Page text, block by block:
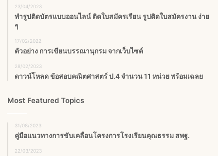
23/04/2023
ทำรูปติดบัตรแบบออนไลน์ ติดใบสมัครเรียน รูปติดใบสมัครงาน ง่าย
ๆ
17/02/2022
ตัวอย่าง การเขียนบรรณานุกรม จากเว็บไซต์
28/02/2023
ดาวน์โหลด ข้อสอบคณิตศาสตร์ ป.4 จำนวน 11 หน่วย พร้อมเฉลย
Most Featured Topics
31/08/2023
คู่มือแนวทางการขับเคลื่อนโครงการโรงเรียนคุณธรรม สพฐ.
22/03/2023